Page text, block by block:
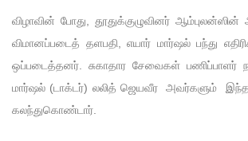
விழாவின் போது, ​​தூதுக்குழுவினர்
விமானப்படைத் தளபதி, எயார் மார்ஷல் பந்து
ஒப்படைத்தனர். சுகாதார சேவைகள்
மார்ஷல் (டாக்டர்) லலித் ஜெயவீர அவர்களும்
கலந்துகொண்டார்.